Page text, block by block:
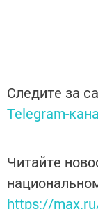
Telegram-
Читайте
https://